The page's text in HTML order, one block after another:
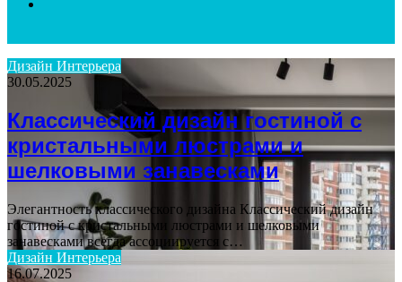
for
Дизайн Интерьера
30.05.2025
Классический дизайн гостиной с
кристальными люстрами и
шелковыми занавесками
Элегантность классического дизайна Классический дизайн
гостиной с кристальными люстрами и шелковыми
занавесками всегда ассоциируется с…
Дизайн Интерьера
16.07.2025